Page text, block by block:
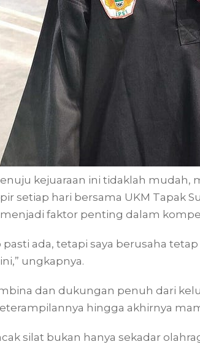
kejuaraan ini tidaklah mudah,
setiap hari bersama UKM Tapak
faktor penting dalam
pasti ada, tetapi saya berusaha
ungkapnya.
dan dukungan penuh dari
hingga akhirnya
silat bukan hanya sekadar